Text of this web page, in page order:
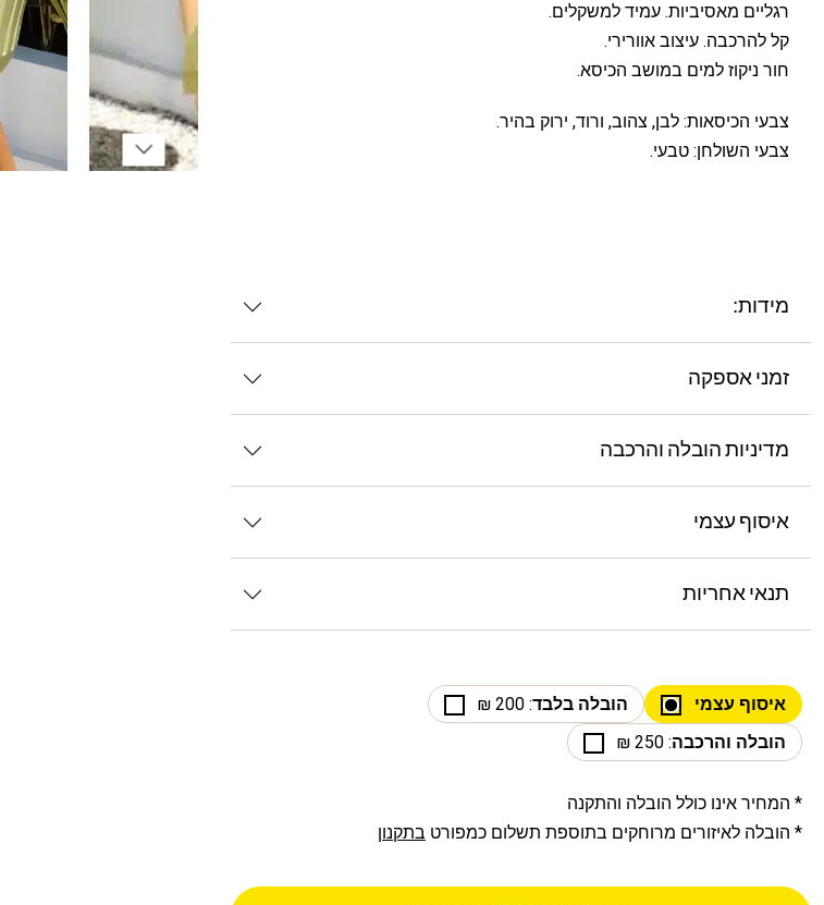
רגליים מאסיביות. עמיד למשקלים.
קל להרכבה. עיצוב אוורירי.
חור ניקוז למים במושב הכיסא.
צבעי הכיסאות: לבן, צהוב, ורוד, ירוק בהיר.
צבעי השולחן: טבעי.
מידות:
זמני אספקה
מדיניות הובלה והרכבה
איסוף עצמי
תנאי אחריות
איסוף עצמי הובלה בלבד: 200 ₪
הובלה והרכבה: 250 ₪
* המחיר אינו כולל הובלה והתקנה
* הובלה לאיזורים מרוחקים בתוספת תשלום כמפורט בתקנון